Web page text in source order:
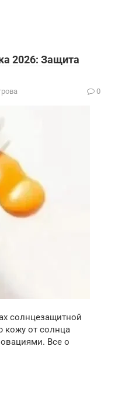
2026: Защита
0
солнцезащитной
кожу от солнца
Все о